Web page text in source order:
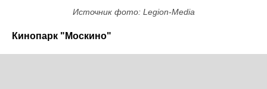
Источник фото: Legion-Media
Кинопарк "Москино"